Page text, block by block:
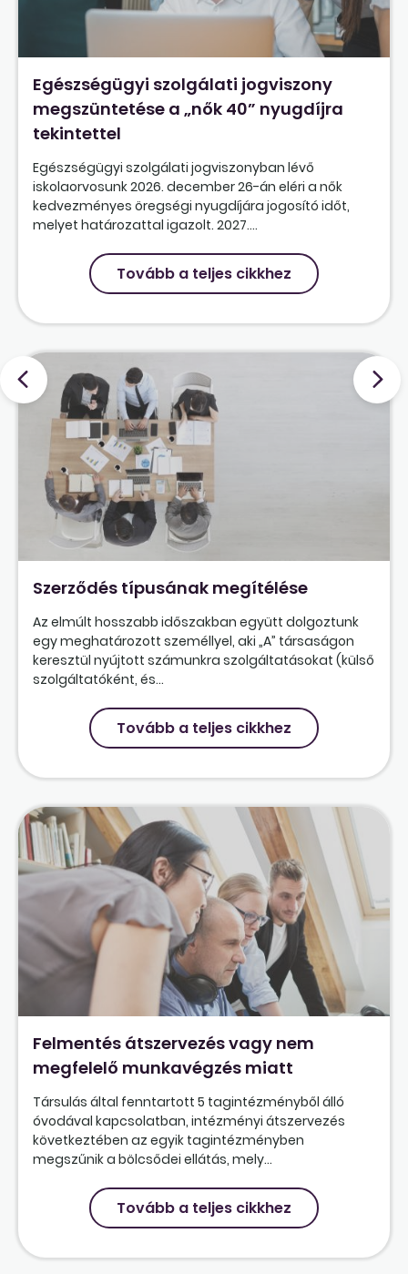
Egészségügyi szolgálati jogviszony
megszüntetése a „nők 40” nyugdíjra
tekintettel
Egészségügyi szolgálati jogviszonyban lévő
iskolaorvosunk 2026. december 26-án eléri a nők
kedvezményes öregségi nyugdíjára jogosító időt,
melyet határozattal igazolt. 2027....
Tovább a teljes cikkhez
Szerződés típusának megítélése
Az elmúlt hosszabb időszakban együtt dolgoztunk
egy meghatározott személlyel, aki „A” társaságon
keresztül nyújtott számunkra szolgáltatásokat (külső
szolgáltatóként, és...
Tovább a teljes cikkhez
Felmentés átszervezés vagy nem
megfelelő munkavégzés miatt
Társulás által fenntartott 5 tagintézményből álló
óvodával kapcsolatban, intézményi átszervezés
következtében az egyik tagintézményben
megszűnik a bölcsődei ellátás, mely...
Tovább a teljes cikkhez